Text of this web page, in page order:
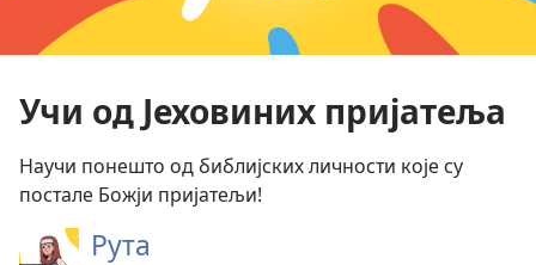
Учи од Јеховиних пријатеља
Научи понешто од библијских личности које су
постале Божји пријатељи!
Рута